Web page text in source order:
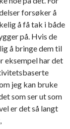
forsøker å
å få tak i både
på. Hvis de
å bringe dem til
eksempel har det
jeg kan bruke
som ser ut som
er det så langt